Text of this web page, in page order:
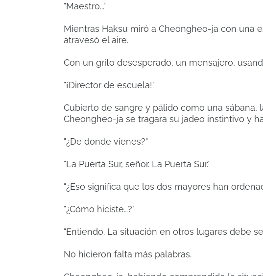
"Maestro..."
Mientras Haksu miró a Cheongheo-ja con una
atravesó el aire.
Con un grito desesperado, un mensajero,
"¡Director de escuela!"
Cubierto de sangre y pálido como una sábana,
Cheongheo-ja se tragara su jadeo instintivo y
"¿De donde vienes?"
"La Puerta Sur, señor. La Puerta Sur."
"¿Eso significa que los dos mayores han
"¿Cómo hiciste…?"
"Entiendo. La situación en otros lugares debe
No hicieron falta más palabras.